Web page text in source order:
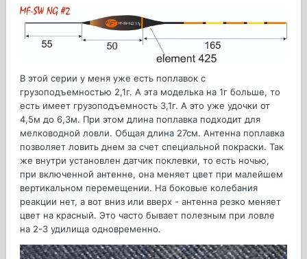
В этой серии у меня уже есть поплавок с
грузоподъемностью 2,1г. А эта моделька на 1г больше, то
есть имеет грузоподъемность 3,1г. А это уже удочки от
4,5м до 6,3м. При этом длина поплавка подходит для
мелководной ловли. Общая длина 27см. Антенна поплавка
позволяет ловить днем за счет специальной покраски. Так
же внутри установлен датчик поклевки, то есть ночью,
при включенной антенне, она меняет цвет при малейшем
вертикальном перемещении. На боковые колебания
реакции нет, а вот вниз или вверх - антенна резко меняет
цвет на красный. Это часто бывает полезным при ловле
на 2-3 удилища одновременно.